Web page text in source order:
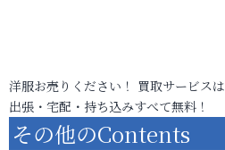
洋服お売りください！ 買取サービスは
出張・宅配・持ち込みすべて無料！
その他のContents